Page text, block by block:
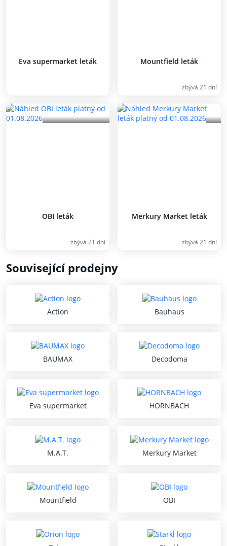
Eva supermarket leták Mountfield leták
zbývá 21 dní
OBI leták
zbývá 21 dní
Merkury Market leták
zbývá 21 dní
Související prodejny
Action Bauhaus
BAUMAX Decodoma
Eva supermarket HORNBACH
M.A.T. Merkury Market
Mountfield OBI